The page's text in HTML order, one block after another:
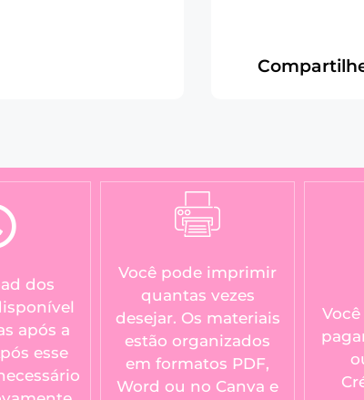
dos
após a
esse
Você pode imprimir
quantas vezes
desejar. Os materiais
estão organizados
em formatos PDF,
Word ou no Canva e